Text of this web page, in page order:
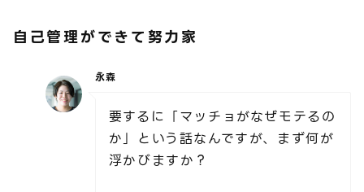
自己管理ができて努力家
永森
要するに「マッチョがなぜモテるの
か」という話なんですが、まず何が
浮かびますか？